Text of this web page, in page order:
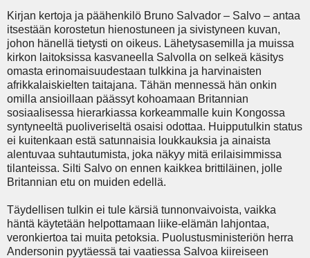
Kirjan kertoja ja päähenkilö Bruno Salvador – Salvo – antaa
itsestään korostetun hienostuneen ja sivistyneen kuvan,
johon hänellä tietysti on oikeus. Lähetysasemilla ja muissa
kirkon laitoksissa kasvaneella Salvolla on selkeä käsitys
omasta erinomaisuudestaan tulkkina ja harvinaisten
afrikkalaiskielten taitajana. Tähän mennessä hän onkin
omilla ansioillaan päässyt kohoamaan Britannian
sosiaalisessa hierarkiassa korkeammalle kuin Kongossa
syntyneeltä puoliveriseltä osaisi odottaa. Huipputulkin status
ei kuitenkaan estä satunnaisia loukkauksia ja ainaista
alentuvaa suhtautumista, joka näkyy mitä erilaisimmissa
tilanteissa. Silti Salvo on ennen kaikkea brittiläinen, jolle
Britannian etu on muiden edellä.
Täydellisen tulkin ei tule kärsiä tunnonvaivoista, vaikka
häntä käytetään helpottamaan liike-elämän lahjontaa,
veronkiertoa tai muita petoksia. Puolustusministeriön herra
Andersonin pyytäessä tai vaatiessa Salvoa kiireiseen